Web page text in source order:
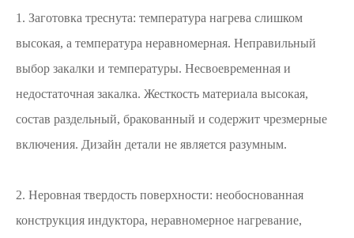
1. Заготовка треснута: температура нагрева слишком
высокая, а температура неравномерная. Неправильный
выбор закалки и температуры. Несвоевременная и
недостаточная закалка. Жесткость материала высокая,
состав раздельный, бракованный и содержит чрезмерные
включения. Дизайн детали не является разумным.
2. Неровная твердость поверхности: необоснованная
конструкция индуктора, неравномерное нагревание,